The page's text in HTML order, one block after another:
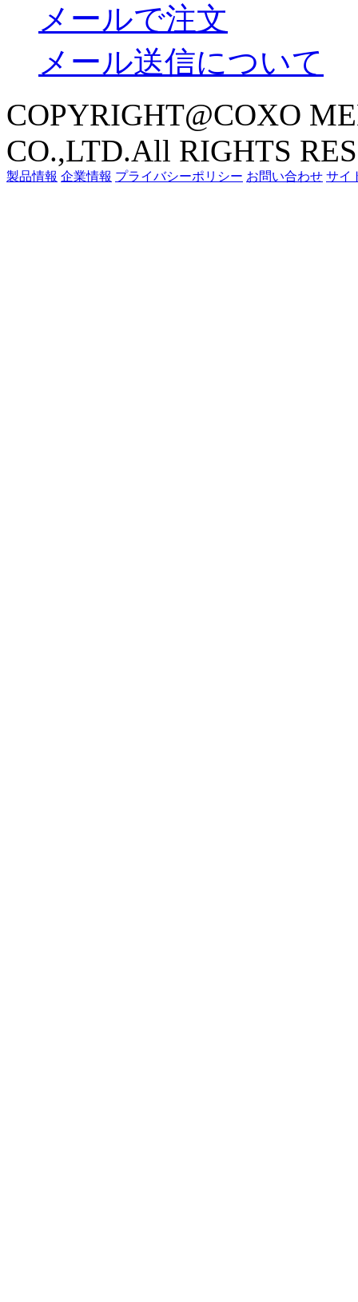
メールで注文
メール送信について
COPYRIGHT@COXO
CO.,LTD.All RIGHTS
製品情報 企業情報 プライバシーポリシー お問い合わせ サイ